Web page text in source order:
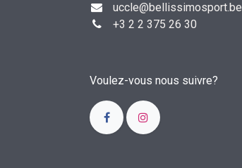
uccle@bellissimosport.be
+3 2 2 375 26 30
Voulez-vous nous suivre?